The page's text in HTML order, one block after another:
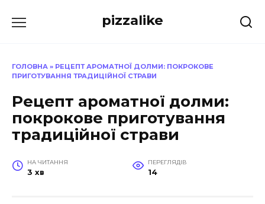
до
pizzalike
ГОЛОВНА » РЕЦЕПТ АРОМАТНОЇ ДОЛМИ: ПОКРОКОВЕ
ПРИГОТУВАННЯ ТРАДИЦІЙНОЇ СТРАВИ
Рецепт ароматної долми:
покрокове приготування
традиційної страви
НА ЧИТАННЯ
3 хв
ПЕРЕГЛЯДІВ
14